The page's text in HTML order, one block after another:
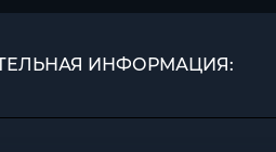
ИНФОРМАЦИЯ: